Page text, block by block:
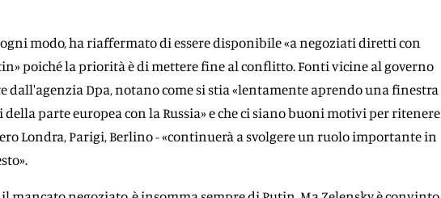
ogni modo, ha riaffermato di essere disponibile «a negoziati diretti con
poiché la priorità è di mettere fine al conflitto. Fonti vicine al governo
dall'agenzia Dpa, notano come si stia «lentamente aprendo una finestra
parte europea con la Russia» e che ci siano buoni motivi per ritenere
Londra, Parigi, Berlino - «continuerà a svolgere un ruolo importante in